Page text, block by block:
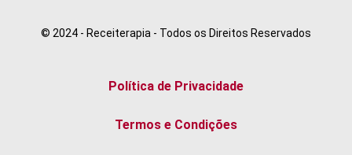
© 2024 - Receiterapia - Todos os Direitos Reservados
Termos e Condições
Política de Privacidade